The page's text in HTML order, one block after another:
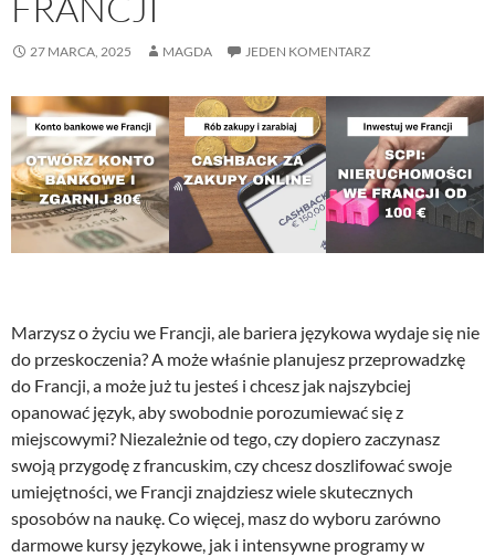
27 MARCA, 2025 MAGDA JEDEN KOMENTARZ
Marzysz o życiu we Francji, ale bariera językowa wydaje się nie
do przeskoczenia? A może właśnie planujesz przeprowadzkę
do Francji, a może już tu jesteś i chcesz jak najszybciej
opanować język, aby swobodnie porozumiewać się z
miejscowymi? Niezależnie od tego, czy dopiero zaczynasz
swoją przygodę z francuskim, czy chcesz doszlifować swoje
umiejętności, we Francji znajdziesz wiele skutecznych
sposobów na naukę. Co więcej, masz do wyboru zarówno
darmowe kursy językowe, jak i intensywne programy w